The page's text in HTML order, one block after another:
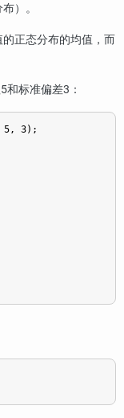
）。
的正态分布的均值，而
标准偏差3：
5, 3);